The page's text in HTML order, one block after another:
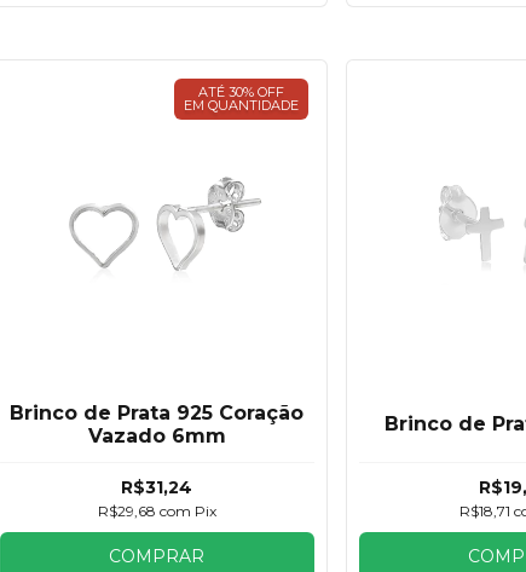
ATÉ 30% OFF
EM QUANTIDADE
Brinco de Prata 925 Coração
Vazado 6mm
R$31,24
R$29,68 com Pix
COMPRAR
Brinco de
R$18,71